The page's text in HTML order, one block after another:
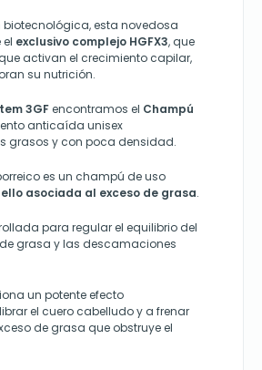
esta novedosa
exclusivo complejo HGFX3, que
que activan el crecimiento capilar,
su nutrición.
3GFencontramos el Champú
anticaída unisex
grasos y con poca densidad.
es un champú de uso
asociada al exceso de grasa.
para regular el equilibrio del
grasa y las descamaciones
un potente efecto
el cuero cabelludo y a frenar
de grasa que obstruye el